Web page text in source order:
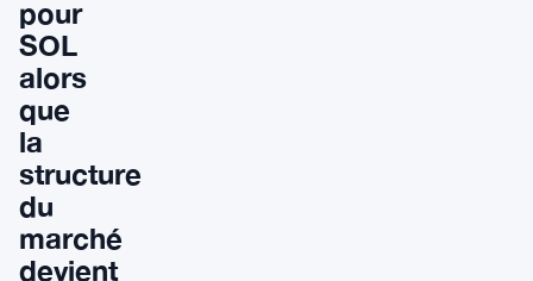
pour
SOL
alors
que
la
structure
du
marché
devient